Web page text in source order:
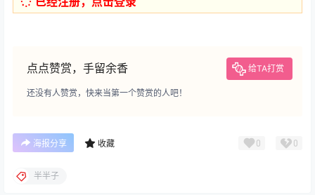
点点赞赏，手留余香 给TA打赏
还没有人赞赏，快来当第一个赞赏的人吧！
海报分享 收藏 0 0
半半子